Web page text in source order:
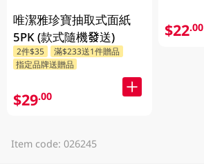
唯潔雅珍寶抽取式面紙
5PK (款式隨機發送)
2件$35
滿$233送1件贈品
指定品牌送贈品
$29.00
$22.00
Item code: 026245